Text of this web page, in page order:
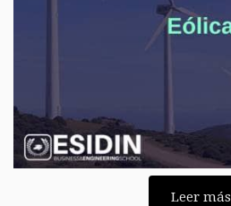
Leer más